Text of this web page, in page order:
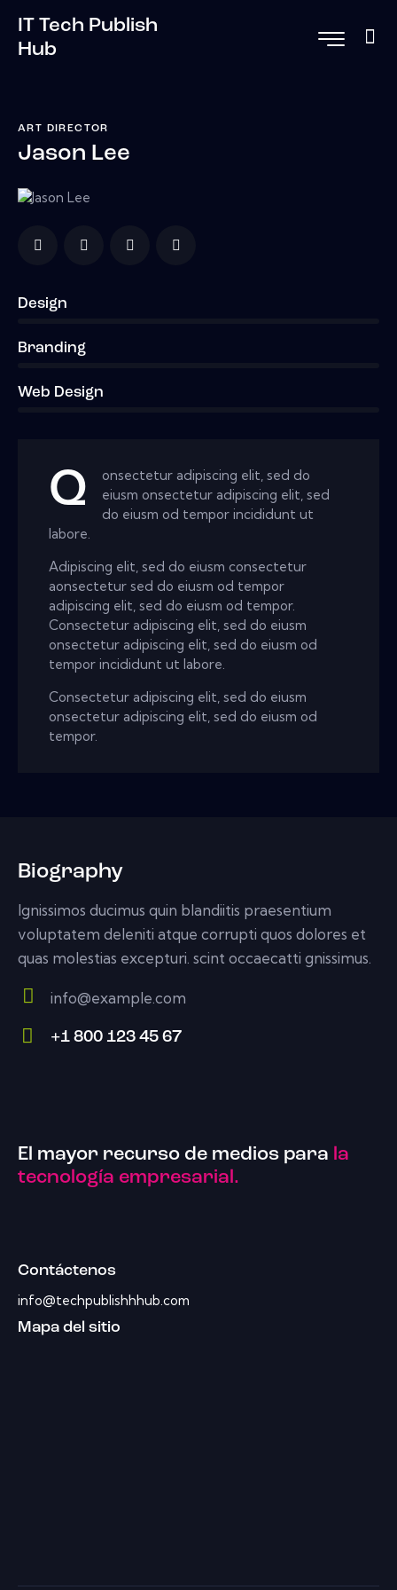
IT Tech Publish
Hub
ART DIRECTOR
Jason Lee
Design
Branding
Web Design
Q
onsectetur adipiscing elit, sed do
eiusm onsectetur adipiscing elit, sed
do eiusm od tempor incididunt ut
labore.
Adipiscing elit, sed do eiusm consectetur
aonsectetur sed do eiusm od tempor
adipiscing elit, sed do eiusm od tempor.
Consectetur adipiscing elit, sed do eiusm
onsectetur adipiscing elit, sed do eiusm od
tempor incididunt ut labore.
Consectetur adipiscing elit, sed do eiusm
onsectetur adipiscing elit, sed do eiusm od
tempor.
Biography
Ignissimos ducimus quin blandiitis praesentium
voluptatem deleniti atque corrupti quos dolores et
quas molestias excepturi. scint occaecatti gnissimus.
E-
m
info@example.com
+1 800 123 45 67
El mayor recurso de medios para la
tecnología empresarial.
Contáctenos
info@techpublishhhub.com
Mapa del sitio